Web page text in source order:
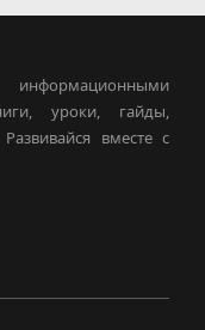
уроки, гайды,
вместе с